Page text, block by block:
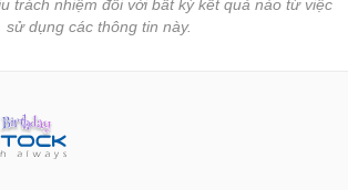
trách nhiệm đối với bất kỳ kết quả nào từ việc
sử dụng các thông tin này.